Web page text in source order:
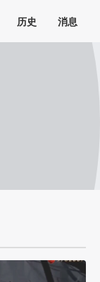
历史 消息